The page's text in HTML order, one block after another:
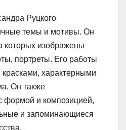
Руцкого
темы и мотивы. Он
которых изображены
портреты. Его работы
характерными
Он также
формой и композицией,
и запоминающиеся